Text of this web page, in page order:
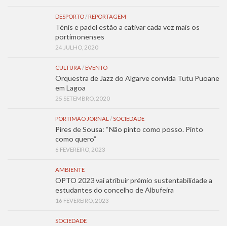
DESPORTO / REPORTAGEM
Ténis e padel estão a cativar cada vez mais os
portimonenses
24 JULHO, 2020
CULTURA / EVENTO
Orquestra de Jazz do Algarve convida Tutu Puoane
em Lagoa
25 SETEMBRO, 2020
PORTIMÃO JORNAL / SOCIEDADE
Pires de Sousa: “Não pinto como posso. Pinto
como quero”
6 FEVEREIRO, 2023
AMBIENTE
OPTO 2023 vai atribuir prémio sustentabilidade a
estudantes do concelho de Albufeira
16 FEVEREIRO, 2023
SOCIEDADE